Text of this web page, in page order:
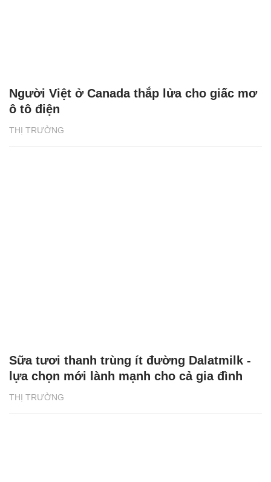
THỊ TRƯỜNG
Người Việt ở Canada thắp lửa cho giấc mơ
ô tô điện
THỊ TRƯỜNG
Sữa tươi thanh trùng ít đường Dalatmilk -
lựa chọn mới lành mạnh cho cả gia đình